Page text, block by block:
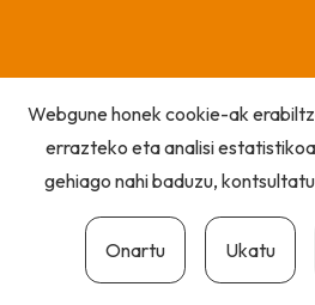
Webgune honek cookie-ak
errazteko eta analisi
gehiago nahi baduzu,
Onartu Ukatu